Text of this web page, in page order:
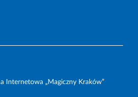
Internetowa „Magiczny Kraków”